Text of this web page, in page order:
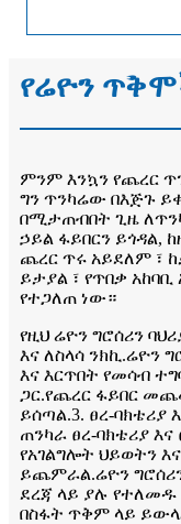
የሬዮን
ምንም እንኳን የጨረር
ግን ጥንካሬው በእጅጉ
በሚታጠብበት ጊዜ
ኃይል ፋይበርን ይጎዳል,
ጨረር ጥሩ አይደለም ፣
ይታያል ፣ የጥበቃ
የተጋለጠ ነው።
የዚህ ሬዮን ግሮሰሪን
እና ለስላሳ ንክኪ.ሬዮን
እና እርጥበት የመሳብ
ጋር.የጨረር ፋይበር
ይሰጣል.3. ፀረ-ባክቴሪያ
ጠንካራ ፀረ-ባክቴሪያ
የአገልግሎት ህይወትን
ይጨምራል.ሬዮን
ደረጃ ላይ ያሉ የተለመዱ
በስፋት ጥቅም ላይ